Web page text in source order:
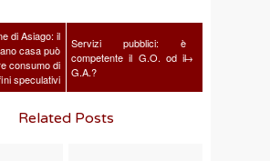
di Asiago: il
casa può
consumo di
speculativi
Servizi pubblici: è
competente il G.O. od il
G.A.?
→
Related Posts